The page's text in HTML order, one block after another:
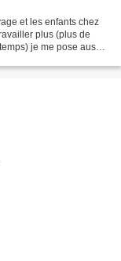
et les enfants chez
plus (plus de
je me pose aussi